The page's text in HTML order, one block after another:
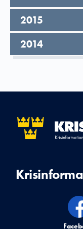
År,
2015
År,
2014